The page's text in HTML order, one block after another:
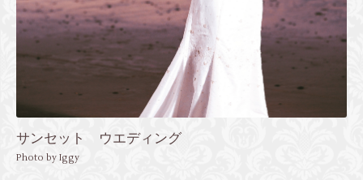
サンセット ウエディング
Photo by Iggy